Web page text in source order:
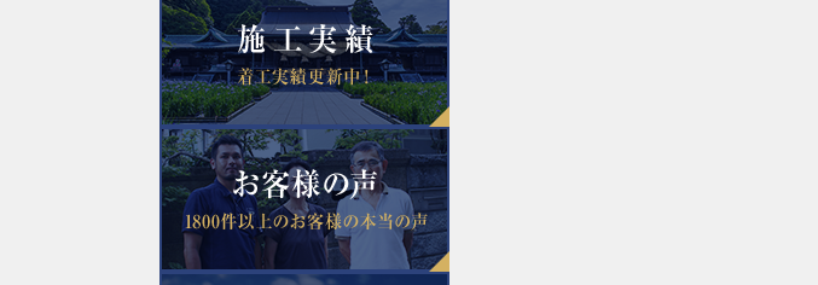
2023年8月
2023年7月
2023年6月
2023年5月
2023年4月